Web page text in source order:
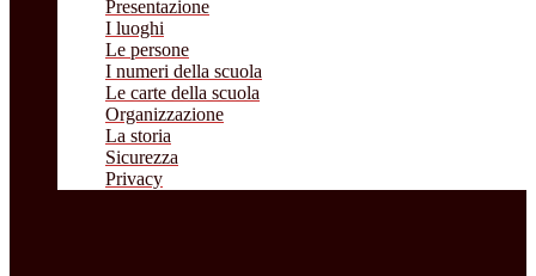
Presentazione
I luoghi
Le persone
I numeri della scuola
Le carte della scuola
Organizzazione
La storia
Sicurezza
Privacy